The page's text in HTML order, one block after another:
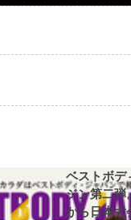
ベストボデ
ジン第二弾
から日本大